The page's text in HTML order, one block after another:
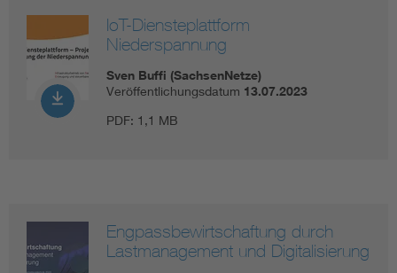
IoT-Diensteplattform
Niederspannung
Sven Buffi (SachsenNetze)
Veröffentlichungsdatum 13.07.2023
PDF: 1,1 MB
Engpassbewirtschaftung durch
Lastmanagement und Digitalisierung